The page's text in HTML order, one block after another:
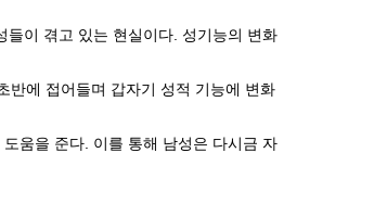
이 겪고 있는 현실이다. 성기능의 변화
반에 접어들며 갑자기 성적 기능에 변화
움을 준다. 이를 통해 남성은 다시금 자